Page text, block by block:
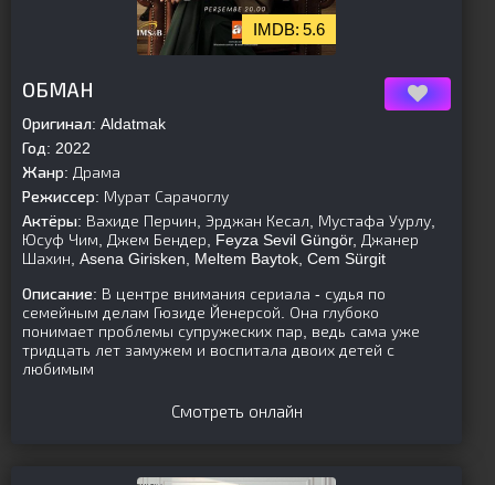
5.6
ОБМАН
Оригинал: Aldatmak
Год: 2022
Жанр: Драма
Режиссер: Мурат Сарачоглу
Актёры: Вахиде Перчин, Эрджан Кесал, Мустафа Уурлу,
Юсуф Чим, Джем Бендер, Feyza Sevil Güngör, Джанер
Шахин, Asena Girisken, Meltem Baytok, Cem Sürgit
Описание: В центре внимания сериала - судья по
семейным делам Гюзиде Йенерсой. Она глубоко
понимает проблемы супружеских пар, ведь сама уже
тридцать лет замужем и воспитала двоих детей с
любимым
Смотреть онлайн